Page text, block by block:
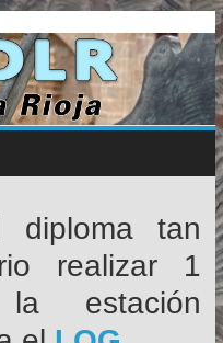
diploma tan
realizar 1
estación